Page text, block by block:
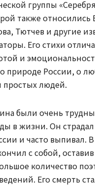
группы
также относились
Тютчев и другие
Его стихи
и
природе России, о
людей.
были очень
в жизни. Он
и часто выпивал. В
с собой,
количество
Его смерть